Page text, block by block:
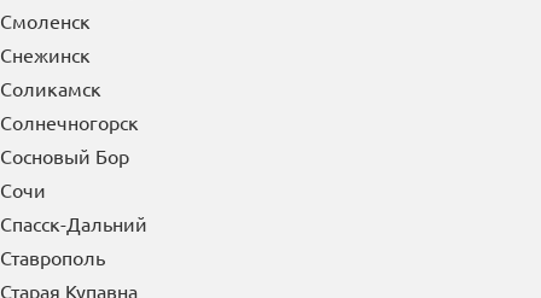
Симферополь
Славянск-на-Кубани
Смоленск
Снежинск
Соликамск
Солнечногорск
Сосновый Бор
Сочи
Спасск-Дальний